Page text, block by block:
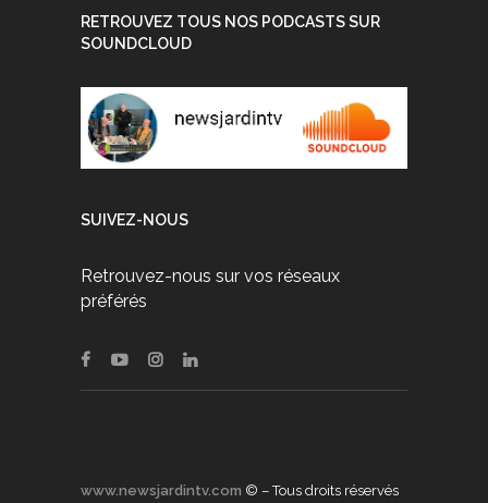
RETROUVEZ TOUS NOS PODCASTS SUR
SOUNDCLOUD
SUIVEZ-NOUS
Retrouvez-nous sur vos réseaux
préférés
www.newsjardintv.com © – Tous droits réservés